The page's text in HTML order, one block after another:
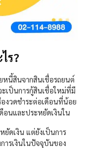
ร?
นี้สินจากสินเชื่อรถยนต์
เป็นการกู้สินเชื่อใหม่ที่มี
งวดชำระต่อเดือนที่น้อย
อนและประหยัดเงินใน
ดเงิน แต่ยังเป็นการ
ารเงินในปัจจุบันของ